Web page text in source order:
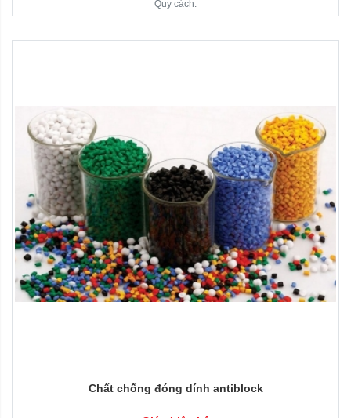
Quy cách:
Chất chống đóng dính antiblock